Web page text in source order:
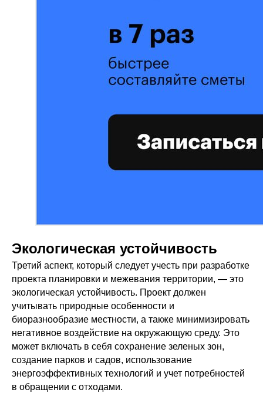
Экологическая устойчивость
Третий аспект, который следует учесть при разработке
проекта планировки и межевания территории, — это
экологическая устойчивость. Проект должен
учитывать природные особенности и
биоразнообразие местности, а также минимизировать
негативное воздействие на окружающую среду. Это
может включать в себя сохранение зеленых зон,
создание парков и садов, использование
энергоэффективных технологий и учет потребностей
в обращении с отходами.